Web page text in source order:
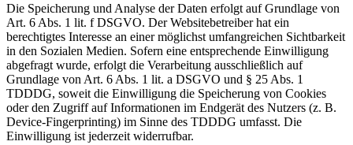
Die Speicherung und Analyse der Daten erfolgt auf Grundlage von
Art. 6 Abs. 1 lit. f DSGVO. Der Websitebetreiber hat ein
berechtigtes Interesse an einer möglichst umfangreichen Sichtbarkeit
in den Sozialen Medien. Sofern eine entsprechende Einwilligung
abgefragt wurde, erfolgt die Verarbeitung ausschließlich auf
Grundlage von Art. 6 Abs. 1 lit. a DSGVO und § 25 Abs. 1
TDDDG, soweit die Einwilligung die Speicherung von Cookies
oder den Zugriff auf Informationen im Endgerät des Nutzers (z. B.
Device-Fingerprinting) im Sinne des TDDDG umfasst. Die
Einwilligung ist jederzeit widerrufbar.